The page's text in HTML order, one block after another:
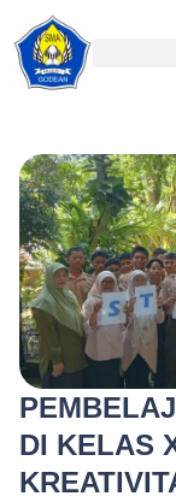
DI KELAS